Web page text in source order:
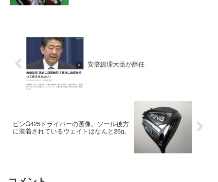
安倍総理大臣が辞任
ピンG425ドライバーの画像。ソール後方
に装着されているウェイトはなんと26g。